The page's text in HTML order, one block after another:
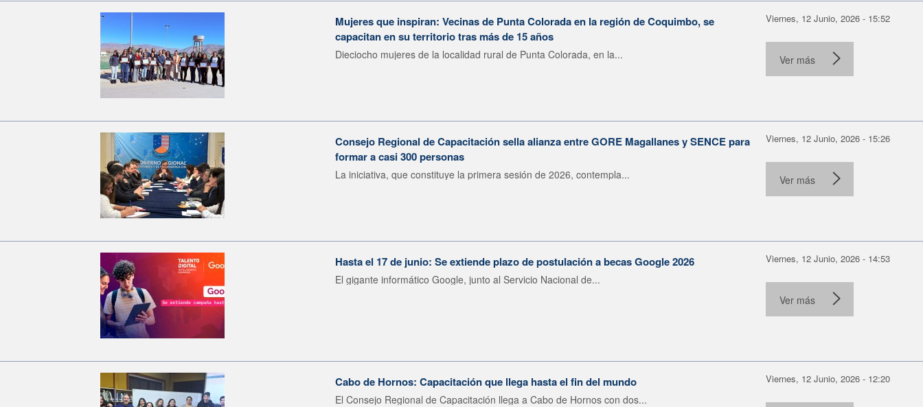
Mujeres que inspiran: Vecinas de Punta Colorada en la región de Coquimbo, se
capacitan en su territorio tras más de 15 años
Dieciocho mujeres de la localidad rural de Punta Colorada, en la...
Viernes, 12 Junio, 2026 - 15:52
Ver más
Consejo Regional de Capacitación sella alianza entre GORE Magallanes y SENCE para
formar a casi 300 personas
La iniciativa, que constituye la primera sesión de 2026, contempla...
Viernes, 12 Junio, 2026 - 15:26
Ver más
Hasta el 17 de junio: Se extiende plazo de postulación a becas Google 2026
El gigante informático Google, junto al Servicio Nacional de...
Viernes, 12 Junio, 2026 - 14:53
Ver más
Cabo de Hornos: Capacitación que llega hasta el fin del mundo
El Consejo Regional de Capacitación llega a Cabo de Hornos con dos...
Viernes, 12 Junio, 2026 - 12:20